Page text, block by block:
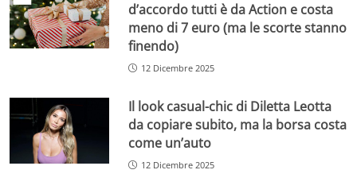
d’accordo tutti è da Action e costa
meno di 7 euro (ma le scorte stanno
finendo)
12 Dicembre 2025
Il look casual-chic di Diletta Leotta
da copiare subito, ma la borsa costa
come un’auto
12 Dicembre 2025